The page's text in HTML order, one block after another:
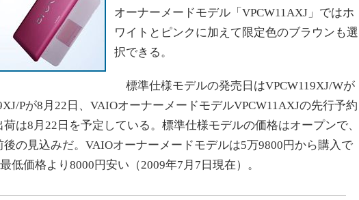
オーナーメードモデル「VPCW11AXJ」ではホ
ワイトとピンクに加えて限定色のブラウンも選
択できる。
標準仕様モデルの発売日はVPCW119XJ/Wが
Pが8月22日、VAIOオーナーメードモデルVPCW11AXJの先行予約
は8月22日を予定している。標準仕様モデルの価格はオープンで、
の見込みだ。VAIOオーナーメードモデルは5万9800円から購入で
低価格より8000円安い（2009年7月7日現在）。